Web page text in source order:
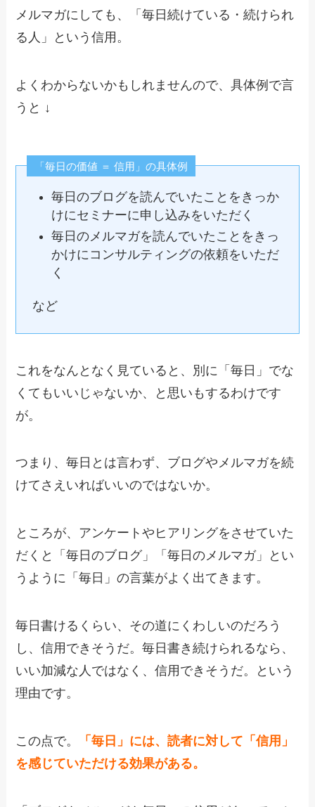
メルマガにしても、「毎日続けている・続けられ
る人」という信用。
よくわからないかもしれませんので、具体例で言
うと ↓
「毎日の価値 ＝ 信用」の具体例
毎日のブログを読んでいたことをきっか
けにセミナーに申し込みをいただく
毎日のメルマガを読んでいたことをきっ
かけにコンサルティングの依頼をいただ
く
など
これをなんとなく見ていると、別に「毎日」でな
くてもいいじゃないか、と思いもするわけです
が。
つまり、毎日とは言わず、ブログやメルマガを続
けてさえいればいいのではないか。
ところが、アンケートやヒアリングをさせていた
だくと「毎日のブログ」「毎日のメルマガ」とい
うように「毎日」の言葉がよく出てきます。
毎日書けるくらい、その道にくわしいのだろう
し、信用できそうだ。毎日書き続けられるなら、
いい加減な人ではなく、信用できそうだ。という
理由です。
この点で。
「毎日」には、読者に対して「信用」
を感じていただける効果がある。